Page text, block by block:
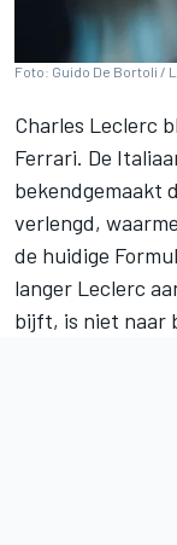
Foto: Guido De Bortoli /
Charles Leclerc
Ferrari. De
bekendgemaakt
verlengd,
de huidige
langer Leclerc
bijft, is niet naar